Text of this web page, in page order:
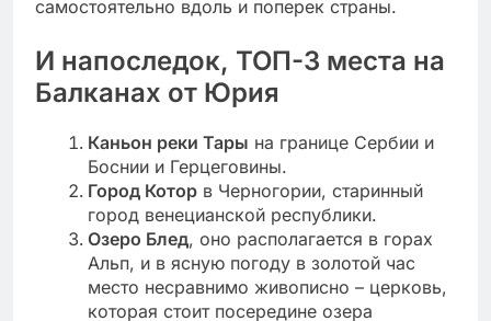
самостоятельно вдоль и поперек страны.
И напоследок, ТОП-3 места на
Балканах от Юрия
Каньон реки Тары на границе Сербии и
Боснии и Герцеговины.
Город Котор в Черногории, старинный
город венецианской республики.
Озеро Блед, оно располагается в горах
Альп, и в ясную погоду в золотой час
место несравнимо живописно – церковь,
которая стоит посередине озера